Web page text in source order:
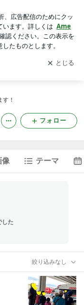
を受け取りまし
開く
！
フォロー
像 テーマ
した
絞り込みなし